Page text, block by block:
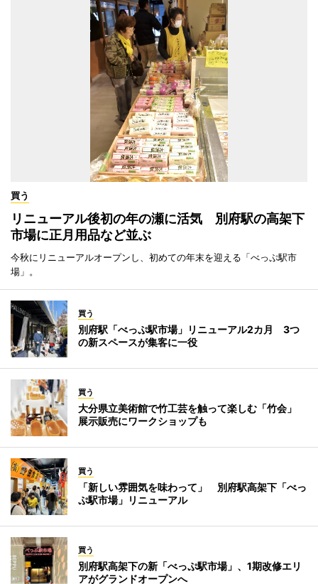
買う
リニューアル後初の年の瀬に活気 別府駅の高架下
市場に正月用品など並ぶ
今秋にリニューアルオープンし、初めての年末を迎える「べっぷ駅市
場」。
買う
別府駅「べっぷ駅市場」リニューアル2カ月 3つ
の新スペースが集客に一役
買う
大分県立美術館で竹工芸を触って楽しむ「竹会」
展示販売にワークショップも
買う
「新しい雰囲気を味わって」 別府駅高架下「べっ
ぷ駅市場」リニューアル
買う
別府駅高架下の新「べっぷ駅市場」、1期改修エリ
アがグランドオープンへ